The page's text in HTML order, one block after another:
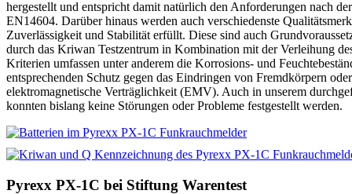
hergestellt und entspricht damit natürlich den Anforderungen nach
EN14604. Darüber hinaus werden auch verschiedenste
Zuverlässigkeit und Stabilität erfüllt. Diese sind auch
durch das Kriwan Testzentrum in Kombination mit der Verleihung
Kriterien umfassen unter anderem die Korrosions- und
entsprechenden Schutz gegen das Eindringen von Fremdkörpern
elektromagnetische Verträglichkeit (EMV). Auch in unserem
konnten bislang keine Störungen oder Probleme festgestellt werden.
Pyrexx PX-1C bei Stiftung Warentest